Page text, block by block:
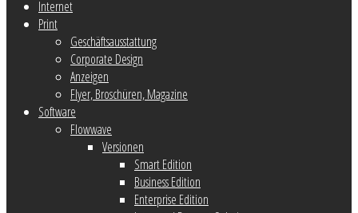
Internet
Print
Geschäftsausstattung
Corporate Design
Anzeigen
Flyer, Broschüren, Magazine
Software
Flowwave
Versionen
Smart Edition
Business Edition
Enterprise Edition